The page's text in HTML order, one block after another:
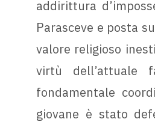
addirittura
Parasceve e posta
valore religioso
virtù dell’attuale
fondamentale
giovane è stato